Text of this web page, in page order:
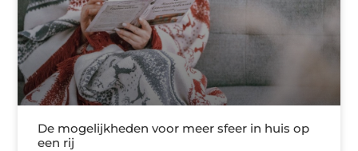
De mogelijkheden voor meer sfeer in huis op
een rij